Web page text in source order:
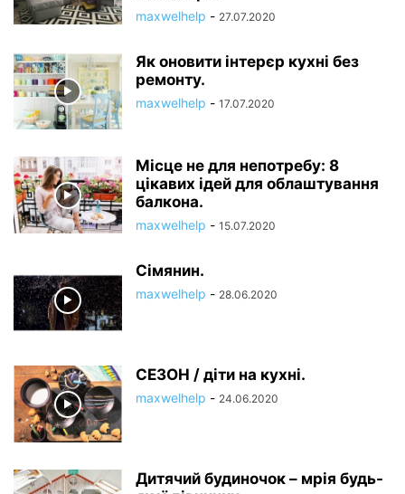
maxwelhelp - 27.07.2020
Як оновити інтерєр кухні без
ремонту.
maxwelhelp - 17.07.2020
Місце не для непотребу: 8
цікавих ідей для облаштування
балкона.
maxwelhelp - 15.07.2020
Сімянин.
maxwelhelp - 28.06.2020
СЕЗОН / діти на кухні.
maxwelhelp - 24.06.2020
Дитячий будиночок – мрія будь-